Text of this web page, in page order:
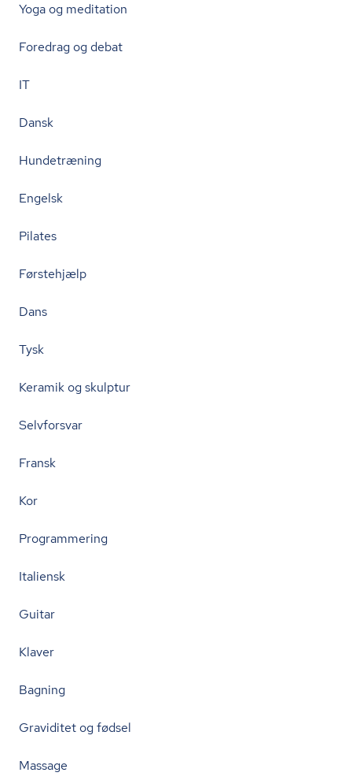
Yoga og meditation
Foredrag og debat
IT
Dansk
Hundetræning
Engelsk
Pilates
Førstehjælp
Dans
Tysk
Keramik og skulptur
Selvforsvar
Fransk
Kor
Programmering
Italiensk
Guitar
Klaver
Bagning
Graviditet og fødsel
Massage